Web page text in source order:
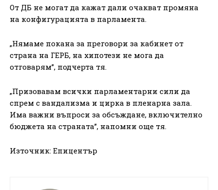
От ДБ не могат да кажат дали очакват промяна
на конфигурацията в парламента.
„Нямаме покана за преговори за кабинет от
страна на ГЕРБ, на хипотези не мога да
отговарям”, подчерта тя.
„Призовавам всички парламентарни сили да
спрем с вандализма и цирка в пленарна зала.
Има важни въпроси за обсъждане, включително
бюджета на страната”, напомни още тя.
Източник: Епицентър